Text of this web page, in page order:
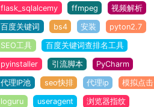
flask_sqlalcemy ffmpeg 视频解析
百度关键词 bs4 安装 pyton2.7
SEO工具 百度关键词查排名工具
pyinstaller 引流脚本 PyCharm
代理IP池 seo快排 代理ip 模拟点击
loguru useragent 浏览器指纹